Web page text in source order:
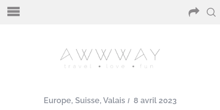
Europe, Suisse, Valais 8 avril 2023